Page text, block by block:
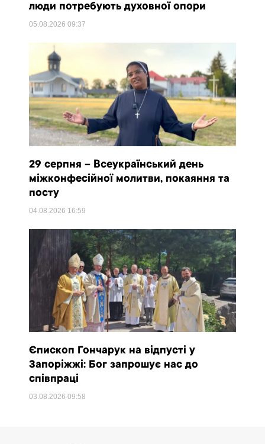
люди потребують духовної опори
05.08.202609:37
29 серпня – Всеукраїнський день
міжконфесійної молитви, покаяння та
посту
04.08.2026 16:59
Єпископ Гончарук на відпусті у
Запоріжжі: Бог запрошує нас до
співпраці
03.08.202609:58